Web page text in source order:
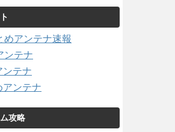
めアンテナ速報
ンテナ
ンテナ
アンテナ
攻略